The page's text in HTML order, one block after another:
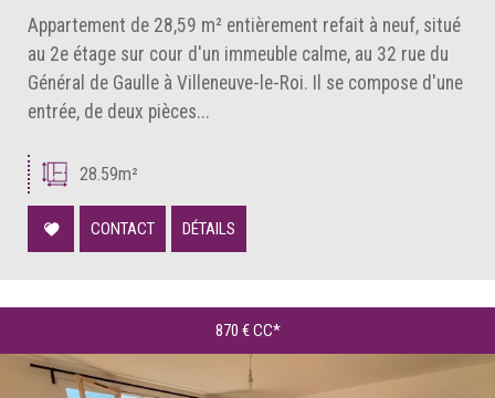
Appartement de 28,59 m² entièrement refait à neuf, situé
au 2e étage sur cour d'un immeuble calme, au 32 rue du
Général de Gaulle à Villeneuve-le-Roi. Il se compose d'une
entrée, de deux pièces...
28.59m²
CONTACT DÉTAILS
870 €CC*